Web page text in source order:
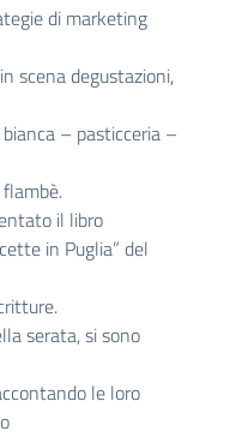
di marketing
scena degustazioni,
– pasticceria –
il libro
in Puglia” del
serata, si sono
le loro